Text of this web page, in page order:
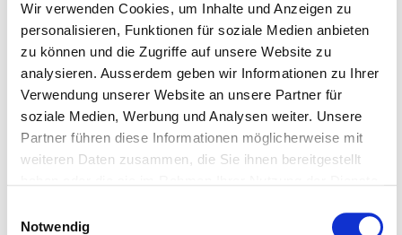
Wir verwenden Cookies, um Inhalte und Anzeigen zu
personalisieren, Funktionen für soziale Medien anbieten
zu können und die Zugriffe auf unsere Website zu
analysieren. Ausserdem geben wir Informationen zu Ihrer
Verwendung unserer Website an unsere Partner für
soziale Medien, Werbung und Analysen weiter. Unsere
Partner führen diese Informationen möglicherweise mit
weiteren Daten zusammen, die Sie ihnen bereitgestellt
Weitere Informationen entnehmen Sie bitte unserer
Notwendig
Kunden höchste Qualität zu einem fairen Preis zu
bieten.